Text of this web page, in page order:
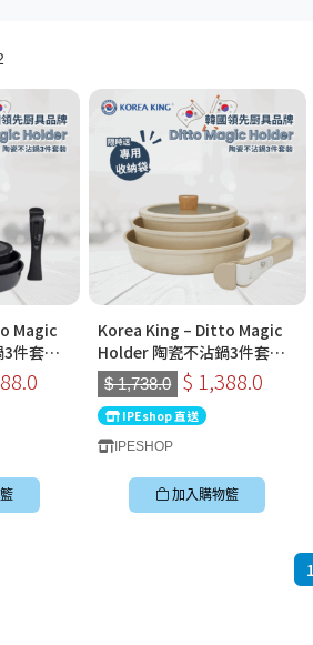
Magic
件套裝
式手柄
Korea King – Ditto Magic
Holder 陶瓷不沾鍋3件套裝
(奶油色) | 韓國製可拆式手柄
鍋
$ 1,738.0 $ 1,388.0
IPEshop 直送
IPESHOP
加入購物籃
1